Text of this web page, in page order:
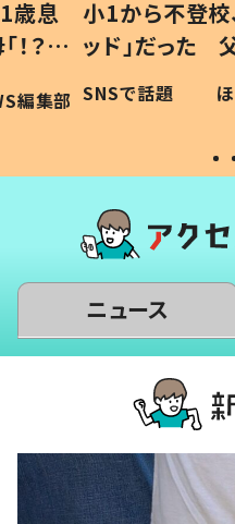
歳息
？」
編集部
小1から不登校
ッド」だった
作り続ける理
#令和の子
SNSで話題
ニュース